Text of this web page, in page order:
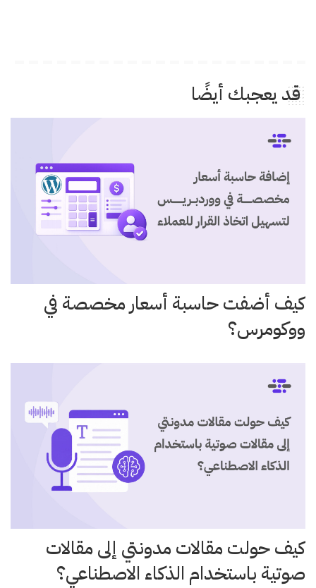
قد يعجبك أيضًا
كيف أضفت حاسبة أسعار مخصصة في
ووكومرس؟
كيف حولت مقالات مدونتي إلى مقالات
صوتية باستخدام الذكاء الاصطناعي؟